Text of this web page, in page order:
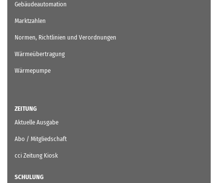
Gebäudeautomation
Marktzahlen
Normen, Richtlinien und Verordnungen
Wärmeübertragung
Wärmepumpe
ZEITUNG
Aktuelle Ausgabe
Abo / Mitgliedschaft
cci Zeitung Kiosk
SCHULUNG